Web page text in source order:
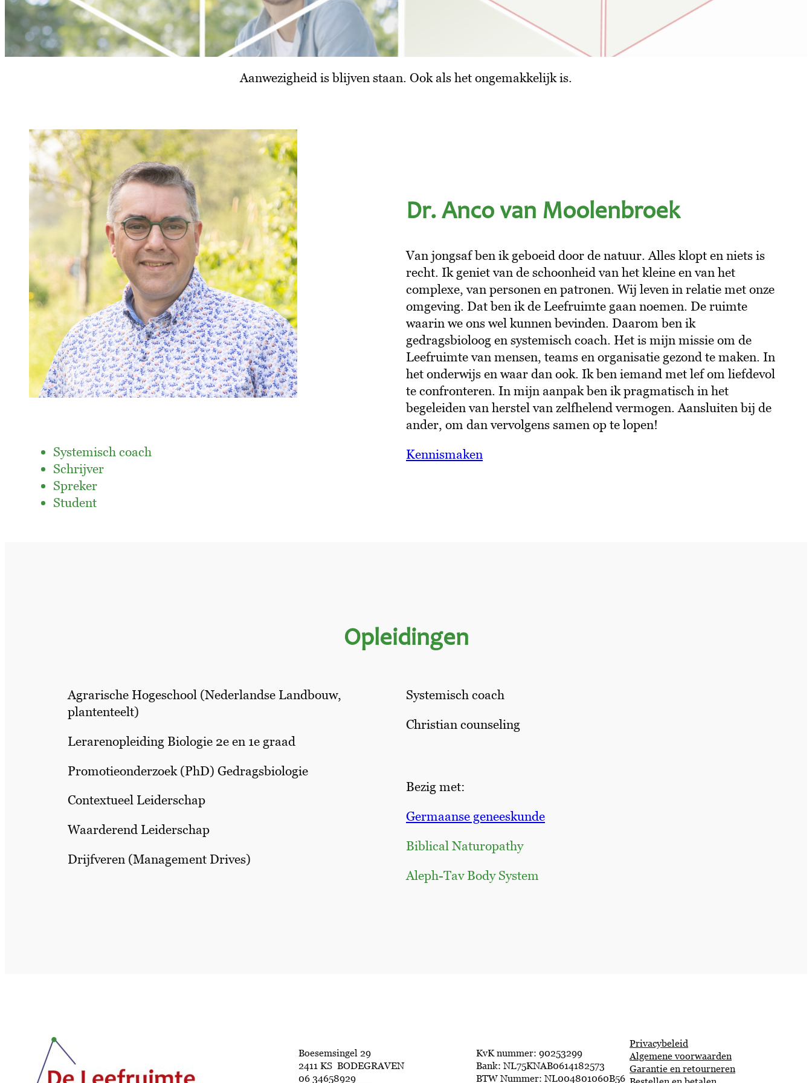
Aanwezigheid is blijven staan. Ook als het ongemakkelijk is.
Systemisch coach
Schrijver
Spreker
Student
Dr. Anco van Moolenbroek
Van jongsaf ben ik geboeid door de natuur. Alles klopt en niets is
recht. Ik geniet van de schoonheid van het kleine en van het
complexe, van personen en patronen. Wij leven in relatie met onze
omgeving. Dat ben ik de Leefruimte gaan noemen. De ruimte
waarin we ons wel kunnen bevinden. Daarom ben ik
gedragsbioloog en systemisch coach. Het is mijn missie om de
Leefruimte van mensen, teams en organisatie gezond te maken. In
het onderwijs en waar dan ook. Ik ben iemand met lef om liefdevol
te confronteren. In mijn aanpak ben ik pragmatisch in het
begeleiden van herstel van zelfhelend vermogen. Aansluiten bij de
ander, om dan vervolgens samen op te lopen!
Kennismaken
Opleidingen
Agrarische Hogeschool (Nederlandse Landbouw,
plantenteelt)
Lerarenopleiding Biologie 2e en 1e graad
Promotieonderzoek (PhD) Gedragsbiologie
Contextueel Leiderschap
Waarderend Leiderschap
Drijfveren (Management Drives)
Systemisch coach
Christian counseling
Bezig met:
Germaanse geneeskunde
Biblical Naturopathy
Aleph-Tav Body System
Boesemsingel 29
2411 KS BODEGRAVEN
06 34658929
KvK nummer: 90253299
Bank: NL75KNAB0614182573
BTW Nummer: NL004801060B56
Privacybeleid
Algemene voorwaarden
Garantie en retourneren